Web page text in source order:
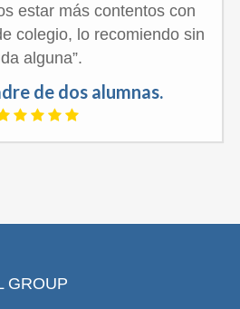
estar más contentos con
colegio, lo recomiendo sin
alguna”.
de dos alumnas.
GROUP